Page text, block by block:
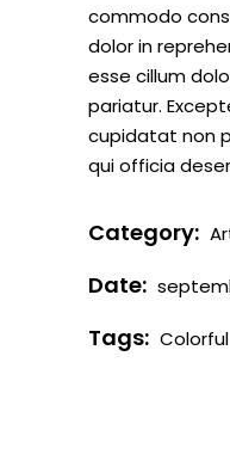
commodo
dolor in
esse cillum
pariatur.
cupidatat non
qui officia
Category:
Date:
Tags: Colorful